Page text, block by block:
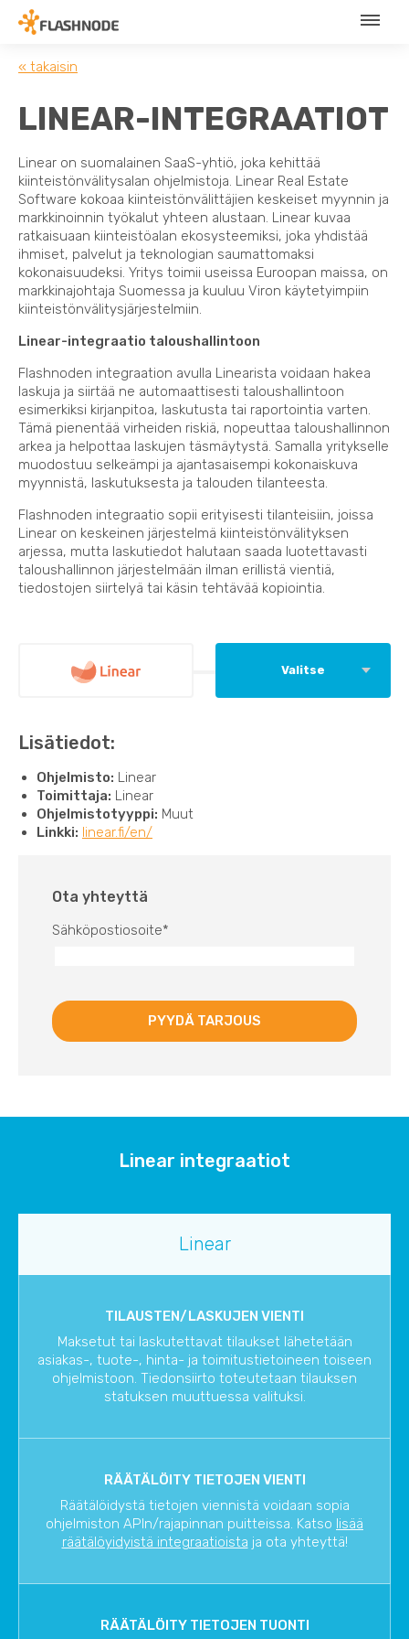
« takaisin
LINEAR-INTEGRAATIOT
Linear on suomalainen SaaS-yhtiö, joka kehittää
kiinteistönvälitysalan ohjelmistoja. Linear Real Estate
Software kokoaa kiinteistönvälittäjien keskeiset myynnin ja
markkinoinnin työkalut yhteen alustaan. Linear kuvaa
ratkaisuaan kiinteistöalan ekosysteemiksi, joka yhdistää
ihmiset, palvelut ja teknologian saumattomaksi
kokonaisuudeksi. Yritys toimii useissa Euroopan maissa, on
markkinajohtaja Suomessa ja kuuluu Viron käytetyimpiin
kiinteistönvälitysjärjestelmiin.
Linear-integraatio taloushallintoon
Flashnoden integraation avulla Linearista voidaan hakea
laskuja ja siirtää ne automaattisesti taloushallintoon
esimerkiksi kirjanpitoa, laskutusta tai raportointia varten.
Tämä pienentää virheiden riskiä, nopeuttaa taloushallinnon
arkea ja helpottaa laskujen täsmäytystä. Samalla yritykselle
muodostuu selkeämpi ja ajantasaisempi kokonaiskuva
myynnistä, laskutuksesta ja talouden tilanteesta.
Flashnoden integraatio sopii erityisesti tilanteisiin, joissa
Linear on keskeinen järjestelmä kiinteistönvälityksen
arjessa, mutta laskutiedot halutaan saada luotettavasti
taloushallinnon järjestelmään ilman erillistä vientiä,
tiedostojen siirtelyä tai käsin tehtävää kopiointia.
Valitse
Lisätiedot:
Ohjelmisto: Linear
Toimittaja: Linear
Ohjelmistotyyppi: Muut
Linkki: linear.fi/en/
Ota yhteyttä
Sähköpostiosoite*
Linear integraatiot
Linear
TILAUSTEN/LASKUJEN VIENTI
Maksetut tai laskutettavat tilaukset lähetetään
asiakas-, tuote-, hinta- ja toimitustietoineen toiseen
ohjelmistoon. Tiedonsiirto toteutetaan tilauksen
statuksen muuttuessa valituksi.
RÄÄTÄLÖITY TIETOJEN VIENTI
Räätälöidystä tietojen viennistä voidaan sopia
ohjelmiston APIn/rajapinnan puitteissa. Katso lisää
räätälöyidyistä integraatioista ja ota yhteyttä!
RÄÄTÄLÖITY TIETOJEN TUONTI